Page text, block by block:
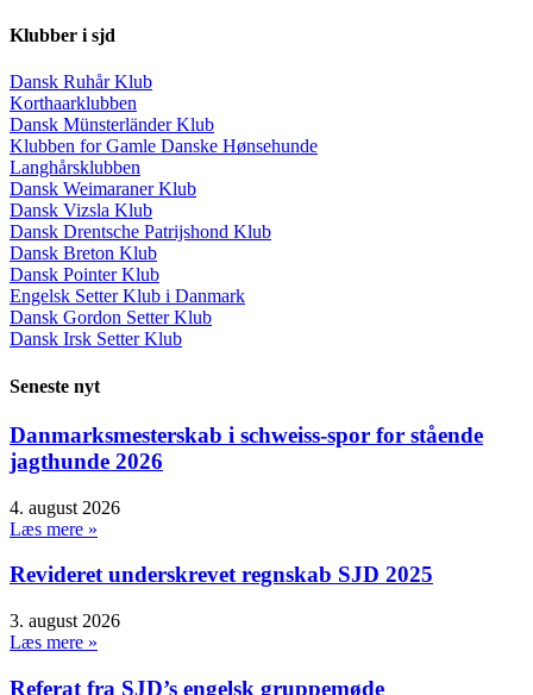
Klubber i sjd
Dansk Ruhår Klub
Korthaarklubben
Dansk Münsterländer Klub
Klubben for Gamle Danske Hønsehunde
Langhårsklubben
Dansk Weimaraner Klub
Dansk Vizsla Klub
Dansk Drentsche Patrijshond Klub
Dansk Breton Klub
Dansk Pointer Klub
Engelsk Setter Klub i Danmark
Dansk Gordon Setter Klub
Dansk Irsk Setter Klub
Seneste nyt
Danmarksmesterskab i schweiss-spor for stående
jagthunde 2026
4. august 2026
Læs mere »
Revideret underskrevet regnskab SJD 2025
3. august 2026
Læs mere »
Referat fra SJD’s engelsk gruppemøde